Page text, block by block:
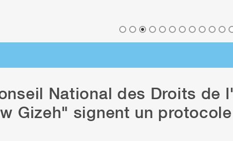
National des Droits de
Gizeh" signent un